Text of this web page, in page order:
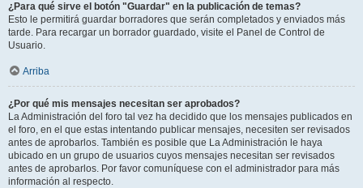
¿Para qué sirve el botón "Guardar" en la publicación de temas?
Esto le permitirá guardar borradores que serán completados y enviados más
tarde. Para recargar un borrador guardado, visite el Panel de Control de
Usuario.
Arriba
¿Por qué mis mensajes necesitan ser aprobados?
La Administración del foro tal vez ha decidido que los mensajes publicados en
el foro, en el que estas intentando publicar mensajes, necesiten ser revisados
antes de aprobarlos. También es posible que La Administración le haya
ubicado en un grupo de usuarios cuyos mensajes necesitan ser revisados
antes de aprobarlos. Por favor comuníquese con el administrador para más
información al respecto.